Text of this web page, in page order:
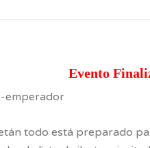
Evento
todo está preparado